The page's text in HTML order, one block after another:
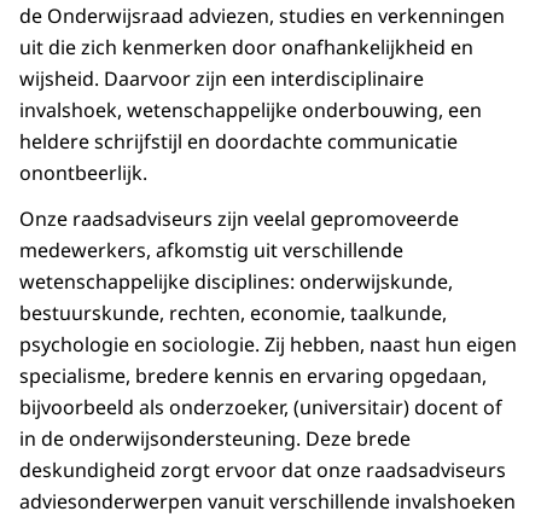
de Onderwijsraad adviezen, studies en verkenningen
uit die zich kenmerken door onafhankelijkheid en
wijsheid. Daarvoor zijn een interdisciplinaire
invalshoek, wetenschappelijke onderbouwing, een
heldere schrijfstijl en doordachte communicatie
onontbeerlijk.
Onze raadsadviseurs zijn veelal gepromoveerde
medewerkers, afkomstig uit verschillende
wetenschappelijke disciplines: onderwijskunde,
bestuurskunde, rechten, economie, taalkunde,
psychologie en sociologie. Zij hebben, naast hun eigen
specialisme, bredere kennis en ervaring opgedaan,
bijvoorbeeld als onderzoeker, (universitair) docent of
in de onderwijsondersteuning. Deze brede
deskundigheid zorgt ervoor dat onze raadsadviseurs
adviesonderwerpen vanuit verschillende invalshoeken